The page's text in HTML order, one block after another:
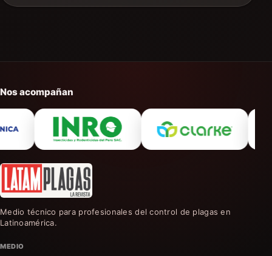
Nos acompañan
Medio técnico para profesionales del control de plagas en
Latinoamérica.
MEDIO